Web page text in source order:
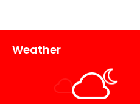
Weather